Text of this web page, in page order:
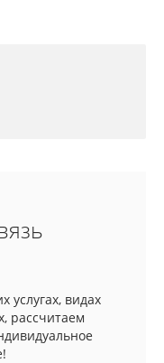
услугах, видах
рассчитаем